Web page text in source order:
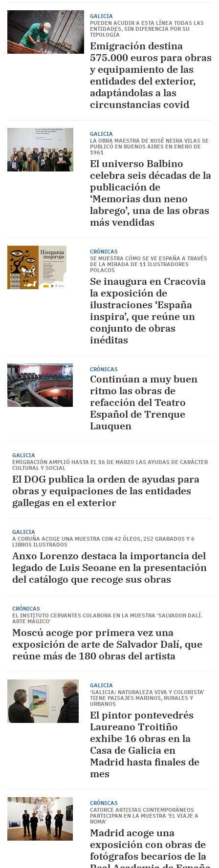
GALICIA
PUEDEN ACUDIR A ESTA LÍNEA TODAS LAS
ENTIDADES, SIN DIFERENCIA POR SU
TIPOLOGÍA
Emigración destina
575.000 euros para obras
y equipamiento de las
entidades del exterior,
adaptándolas a las
circunstancias covid
GALICIA
LA OBRA MAESTRA DE XOSÉ NEIRA VILAS SE
PUBLICÓ EN BUENOS AIRES EN ENERO DE
1961
El universo Balbino
celebra seis décadas de la
publicación de
‘Memorias dun neno
labrego’, una de las obras
más vendidas
CRÓNICAS
SE MUESTRA CÓMO SE VE ESPAÑA A TRAVÉS
DE LA MIRADA DE 11 ILUSTRADORES
POLACOS
Se inaugura en Cracovia
la exposición de
ilustraciones ‘España
inspira’, que reúne un
conjunto de obras
inéditas
CRÓNICAS
Continúan a muy buen
ritmo las obras de
refacción del Teatro
Español de Trenque
Lauquen
GALICIA
EMIGRACIÓN AMPLIÓ HASTA EL 16 DE MARZO LAS AYUDAS DE CARÁCTER
CULTURAL Y SOCIAL
El DOG publica la orden de ayudas para
obras y equipaciones de las entidades
gallegas en el exterior
GALICIA
A CORUÑA ACOGE UNA MUESTRA CON 42 ÓLEOS, 252 GRABADOS Y 6
LIBROS ILUSTRADOS
Anxo Lorenzo destaca la importancia del
legado de Luis Seoane en la presentación
del catálogo que recoge sus obras
CRÓNICAS
EL INSTITUTO CERVANTES COLABORA EN LA MUESTRA ‘SALVADOR DALÍ.
ARTE MÁGICO’
Moscú acoge por primera vez una
exposición de arte de Salvador Dalí, que
reúne más de 180 obras del artista
GALICIA
‘GALICIA: NATURALEZA VIVA Y COLORISTA’
TIENE PAISAJES MARINOS, RURALES Y
URBANOS
El pintor pontevedrés
Laureano Troitiño
exhibe 16 obras en la
Casa de Galicia en
Madrid hasta finales de
mes
CRÓNICAS
CATORCE ARTISTAS CONTEMPORÁNEOS
PARTICIPAN EN LA MUESTRA ‘EL VIAJE A
ROMA’
Madrid acoge una
exposición con obras de
fotógrafos becarios de la